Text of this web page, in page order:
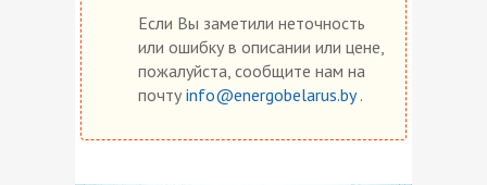
Если Вы заметили неточность
или ошибку в описании или цене,
пожалуйста, сообщите нам на
почту info@energobelarus.by.